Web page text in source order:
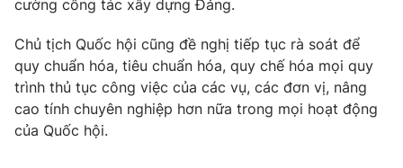
Tư vấn
Lịch phát sóng
Chuyên mục khác
Emagazine Podcast
cường công tác xây dựng Đảng.
Chủ tịch Quốc hội cũng đề nghị tiếp tục rà soát để
quy chuẩn hóa, tiêu chuẩn hóa, quy chế hóa mọi quy
trình thủ tục công việc của các vụ, các đơn vị, nâng
cao tính chuyên nghiệp hơn nữa trong mọi hoạt động
của Quốc hội.